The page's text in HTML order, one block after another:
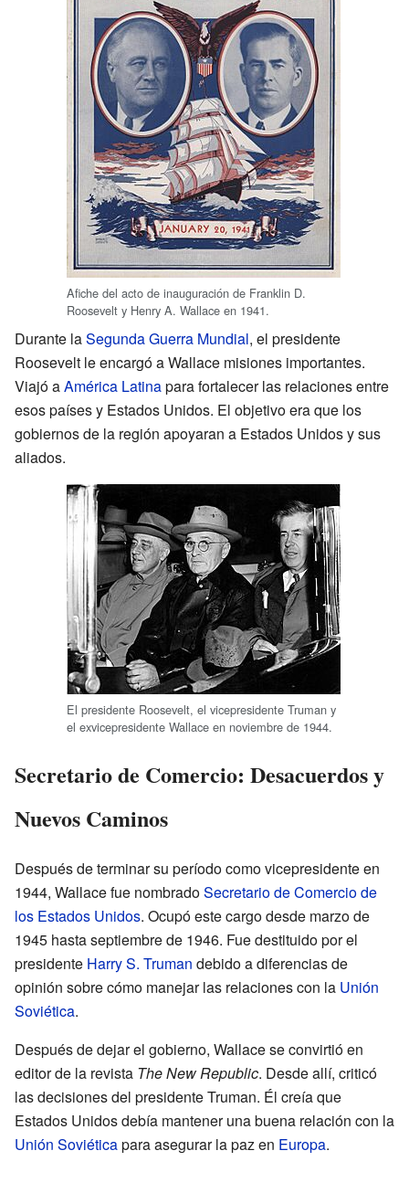
Afiche del acto de inauguración de Franklin D.
Roosevelt y Henry A. Wallace en 1941.
Durante laSegunda Guerra Mundial, el presidente
Roosevelt le encargó a Wallace misiones importantes.
Viajó aAmérica Latinapara fortalecer las relaciones entre
esos países y Estados Unidos. El objetivo era que los
gobiernos de la región apoyaran a Estados Unidos y sus
aliados.
El presidente Roosevelt, el vicepresidente Truman y
el exvicepresidente Wallace en noviembre de 1944.
Secretario de Comercio: Desacuerdos y
Nuevos Caminos
Después de terminar su período como vicepresidente en
1944, Wallace fue nombradoSecretario de Comercio de
los Estados Unidos. Ocupó este cargo desde marzo de
1945 hasta septiembre de 1946. Fue destituido por el
presidente Harry S. Truman debido a diferencias de
opinión sobre cómo manejar las relaciones con la Unión
Soviética.
Después de dejar el gobierno, Wallace se convirtió en
editor de la revista The New Republic. Desde allí, criticó
las decisiones del presidente Truman. Él creía que
Estados Unidos debía mantener una buena relación con la
Unión Soviéticapara asegurar la paz en Europa.